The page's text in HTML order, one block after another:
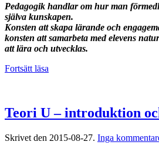
Pedagogik handlar om hur man
själva kunskapen.
Konsten att skapa lärande och
konsten att samarbeta med elevens
att lära och utvecklas.
Fortsätt läsa
Teori U – introduktion
Skrivet den 2015-08-27. Inga